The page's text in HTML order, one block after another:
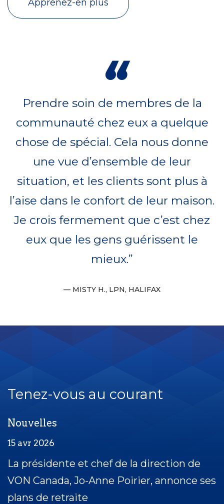
Apprenez-en plus
“
Prendre soin de membres de la
communauté chez eux a quelque
chose de spécial. Cela nous donne
une vue d’ensemble de leur
situation, et les clients sont plus à
l’aise dans le confort de leur maison.
Je crois fermement que c’est chez
eux que les gens guérissent le
mieux.
MISTY H., LPN, HALIFAX
Tenez-vous au courant
Nouvelles
15 avr 2026
La présidente et chef de la direction de
VON Canada, Jo-Anne Poirier, annonce ses
plans de retraite